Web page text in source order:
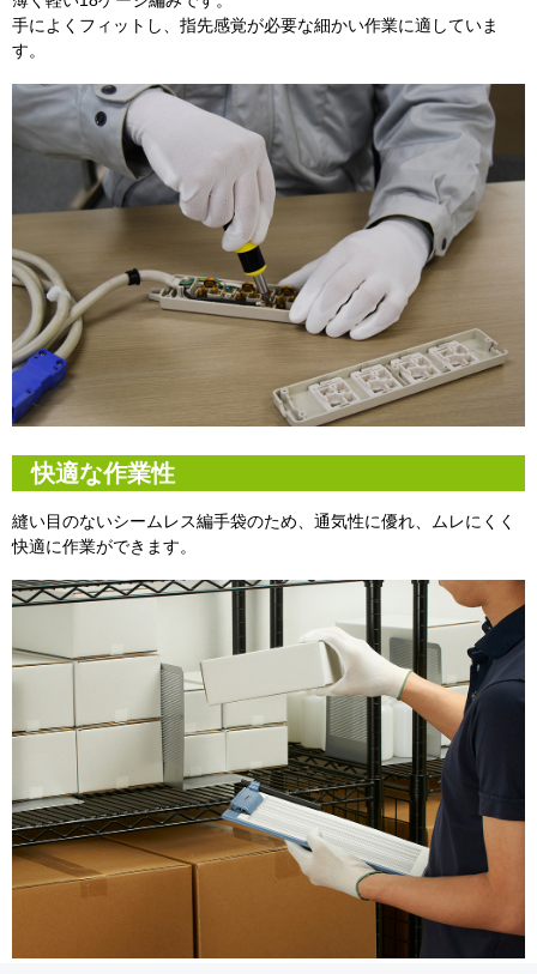
手によくフィットし、指先感覚が必要な細かい作業に適していま
す。
快適な作業性
縫い目のないシームレス編手袋のため、通気性に優れ、ムレにくく
快適に作業ができます。